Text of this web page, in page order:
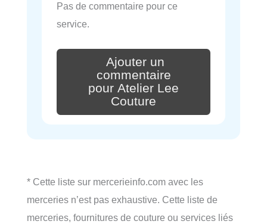
Pas de commentaire pour ce
service.
Ajouter un
commentaire
pour Atelier Lee
Couture
* Cette liste sur mercerieinfo.com avec les
merceries n’est pas exhaustive. Cette liste de
merceries, fournitures de couture ou services liés